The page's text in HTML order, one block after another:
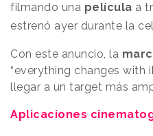
filmando una película a
estrenó ayer durante la
Con este anuncio, la
“everything changes with
llegar a un target más
Aplicaciones